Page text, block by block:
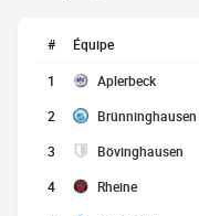
# Équipe
1 Aplerbeck
2 Brünninghausen
3 Bövinghausen
4 Rheine